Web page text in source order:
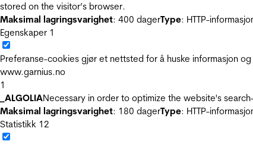
stored on the visitor’s browser.
Maksimal lagringsvarighet: 400 dagerType: HTTP-
Egenskaper 1
Preferanse-cookies gjør et nettsted for å huske informasjon
www.garnius.no
1
_ALGOLIANecessary in order to optimize the website's
Maksimal lagringsvarighet: 180 dagerType: HTTP-
Statistikk 12